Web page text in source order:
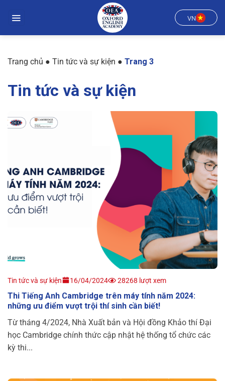
đến
VN
Trang chủ ● Tin tức và sự kiện ● Trang 3
Tin tức và sự kiện
Tin tức và sự kiện 16/04/2024 28268 lượt xem
Thi Tiếng Anh Cambridge trên máy tính năm 2024:
những ưu điểm vượt trội thí sinh cần biết!
Từ tháng 4/2024, Nhà Xuất bản và Hội đồng Khảo thí Đại
học Cambridge chính thức cập nhật hệ thống tổ chức các
kỳ thi...